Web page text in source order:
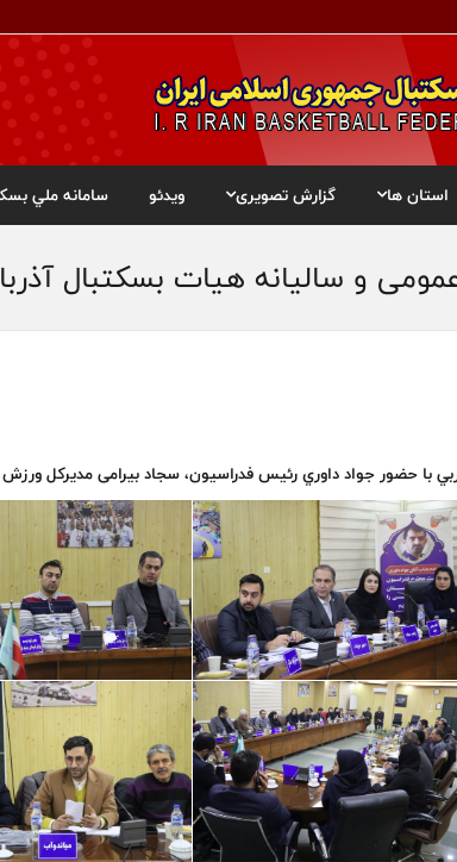
استان ها گزارش تصویری ویدئو سامانه ملي
و سالیانه هیات بسکتبال
با حضور جواد داوري رئيس فدراسيون، سجاد بیرامی مدیرکل